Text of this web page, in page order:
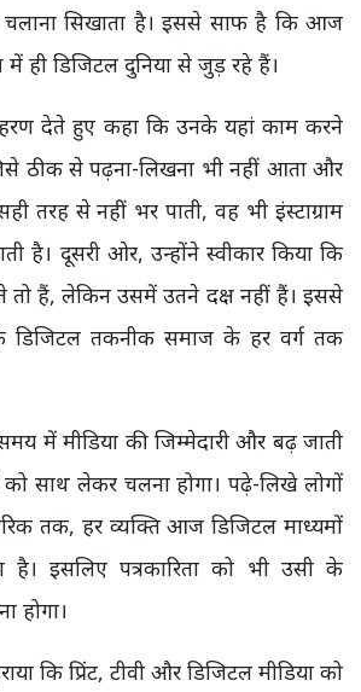
चलाना सिखाता है। इससे साफ है कि आज
ही डिजिटल दुनिया से जुड़ रहे हैं।
देते हुए कहा कि उनके यहां काम करने
ठीक से पढ़ना-लिखना भी नहीं आता और
तरह से नहीं भर पाती, वह भी इंस्टाग्राम
है। दूसरी ओर, उन्होंने स्वीकार किया कि
तो हैं, लेकिन उसमें उतने दक्ष नहीं हैं। इससे
डिजिटल तकनीक समाज के हर वर्ग तक
में मीडिया की जिम्मेदारी और बढ़ जाती
साथ लेकर चलना होगा। पढ़े-लिखे लोगों
तक, हर व्यक्ति आज डिजिटल माध्यमों
है। इसलिए पत्रकारिता को भी उसी के
होगा।
कि प्रिंट, टीवी और डिजिटल मीडिया को